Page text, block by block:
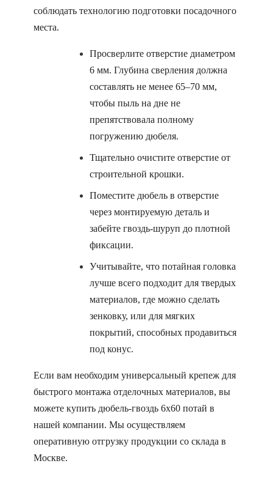
соблюдать технологию подготовки посадочного
места.
Просверлите отверстие диаметром
6 мм. Глубина сверления должна
составлять не менее 65–70 мм,
чтобы пыль на дне не
препятствовала полному
погружению дюбеля.
Тщательно очистите отверстие от
строительной крошки.
Поместите дюбель в отверстие
через монтируемую деталь и
забейте гвоздь-шуруп до плотной
фиксации.
Учитывайте, что потайная головка
лучше всего подходит для твердых
материалов, где можно сделать
зенковку, или для мягких
покрытий, способных продавиться
под конус.
Если вам необходим универсальный крепеж для
быстрого монтажа отделочных материалов, вы
можете купить дюбель-гвоздь 6х60 потай в
нашей компании. Мы осуществляем
оперативную отгрузку продукции со склада в
Москве.